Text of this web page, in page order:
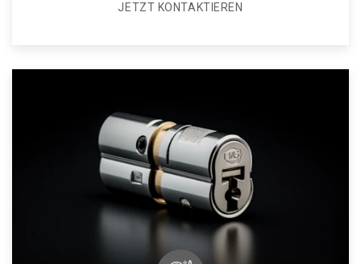
JETZT KONTAKTIEREN